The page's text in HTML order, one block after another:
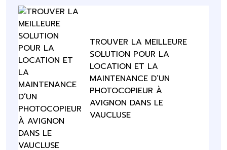
TROUVER LA MEILLEURE
SOLUTION POUR LA
LOCATION ET LA
MAINTENANCE D’UN
PHOTOCOPIEUR À
AVIGNON DANS LE
VAUCLUSE